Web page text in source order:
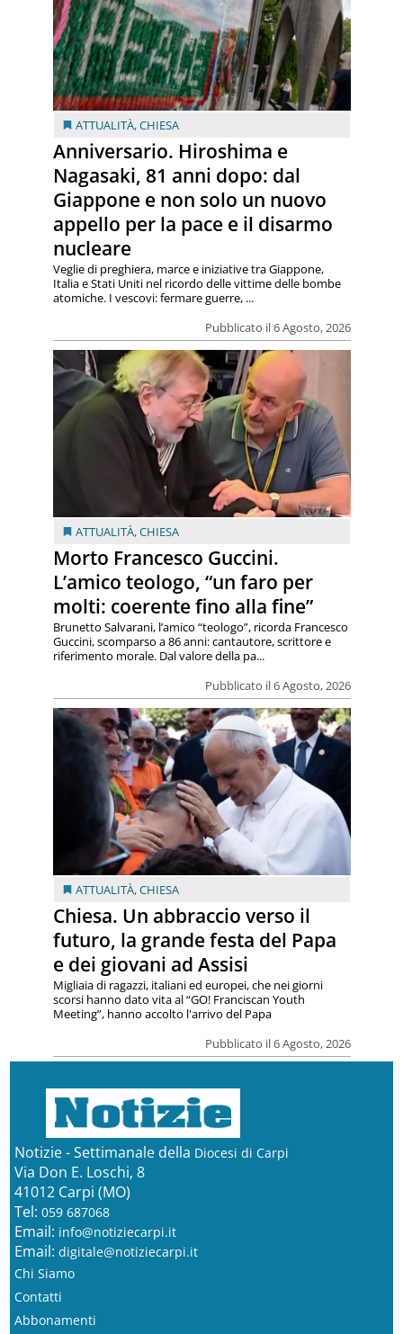
ATTUALITÀ,CHIESA
Anniversario. Hiroshima e
Nagasaki, 81 anni dopo: dal
Giappone e non solo un nuovo
appello per la pace e il disarmo
nucleare
Pubblicato il 6 Agosto, 2026
Veglie di preghiera, marce e iniziative tra Giappone,
Italia e Stati Uniti nel ricordo delle vittime delle bombe
atomiche. I vescovi: fermare guerre, ...
ATTUALITÀ,CHIESA
Morto Francesco Guccini.
L’amico teologo, “un faro per
molti: coerente fino alla fine”
Pubblicato il 6 Agosto, 2026
Brunetto Salvarani, l’amico “teologo”, ricorda Francesco
Guccini, scomparso a 86 anni: cantautore, scrittore e
riferimento morale. Dal valore della pa...
ATTUALITÀ,CHIESA
Chiesa. Un abbraccio verso il
futuro, la grande festa del Papa
e dei giovani ad Assisi
Pubblicato il 6 Agosto, 2026
Migliaia di ragazzi, italiani ed europei, che nei giorni
scorsi hanno dato vita al “GO! Franciscan Youth
Meeting”, hanno accolto l'arrivo del Papa
Notizie - Settimanale della Diocesi di Carpi
Via Don E. Loschi, 8
41012 Carpi (MO)
Tel: 059 687068
Email: info@notiziecarpi.it
Email: digitale@notiziecarpi.it
Chi Siamo
Contatti
Abbonamenti